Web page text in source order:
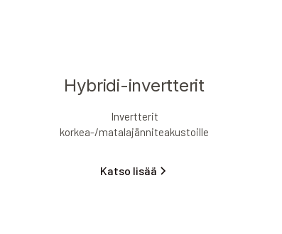
Hybridi-invertterit
Invertterit
korkea-/matalajänniteakustoille
Katso lisää